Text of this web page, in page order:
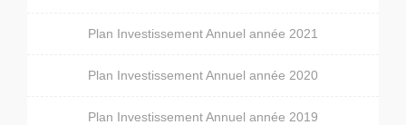
Plan Investissement Annuel année 2021
Plan Investissement Annuel année 2020
Plan Investissement Annuel année 2019